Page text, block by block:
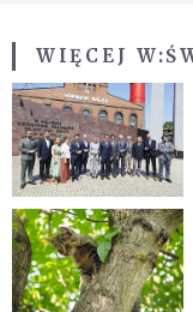
WIĘCEJ W: